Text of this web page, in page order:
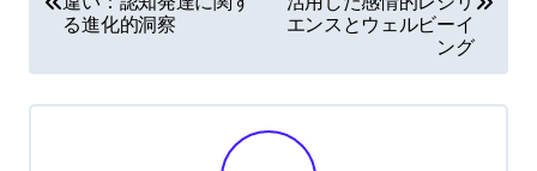
t
n
る進化的洞察
エンスとウェルビーイ
ング